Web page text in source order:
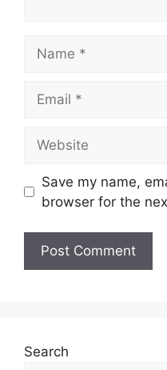
Save my name,
browser for the
Search